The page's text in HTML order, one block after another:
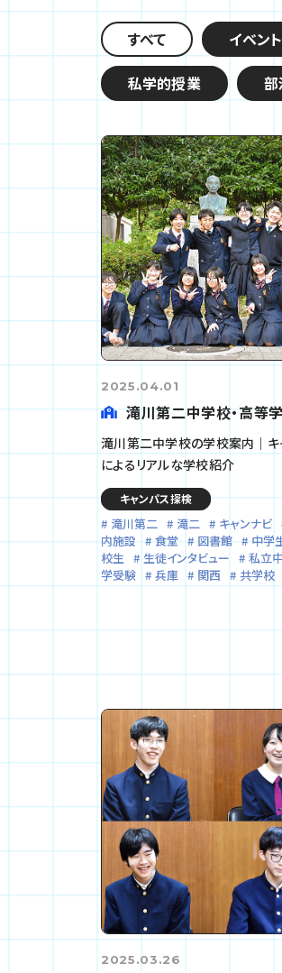
すべて イベン
私学的授業
2025.04.01
滝川第二中学校・高等
滝川第二中学校の学校案内｜キ
によるリアルな学校紹介
キャンパス探検
滝川第二 滝二 キャンナビ
内施設
食堂 図書館 中学
校生
生徒インタビュー 私立
学受験
兵庫 関西 共学校
2025.03.26